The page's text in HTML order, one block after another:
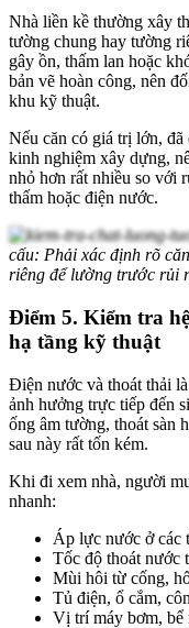
Nhà liền kề thường xây
tường chung hay tường
gây ồn, thấm lan hoặc
bản vẽ hoàn công, nên
khu kỹ thuật.
Nếu căn có giá trị lớn,
kinh nghiệm xây dựng,
nhỏ hơn rất nhiều so với
thấm hoặc điện nước.
cấu: Phải xác định rõ
riêng để lường trước rủi
Điểm 5. Kiểm tra
hạ tầng kỹ thuật
Điện nước và thoát thải
ảnh hưởng trực tiếp đến
ống âm tường, thoát sàn
sau này rất tốn kém.
Khi đi xem nhà, người
nhanh:
Áp lực nước ở các
Tốc độ thoát nước
Mùi hôi từ cống,
Tủ điện, ổ cắm,
Vị trí máy bơm, bể